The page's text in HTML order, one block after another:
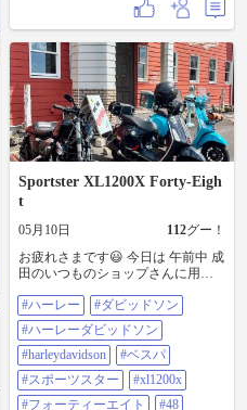
Sportster XL1200X Forty-Eigh
t
05月10日 112グー！
お疲れさまです😃 今日は 午前中 成
田のいつものショップさんに用足
@27898さんのツーリングに合流し
て 茨城県のダイナーさんでお茶し
て来ました😋 ダイナーのお父さん
とお母さん 元気そうで良かった☺️
💕 短い時間でしたけど またまた楽
しい時間を過ごすことが出来まし
た ありがとうございました😊👍✨ #
#ハーレー
#ダビッドソン
#ハーレーダビッドソン
#harleydavidson
#ベスパ
#スポーツスター
#xl1200x
#フォーティーエイト
#48